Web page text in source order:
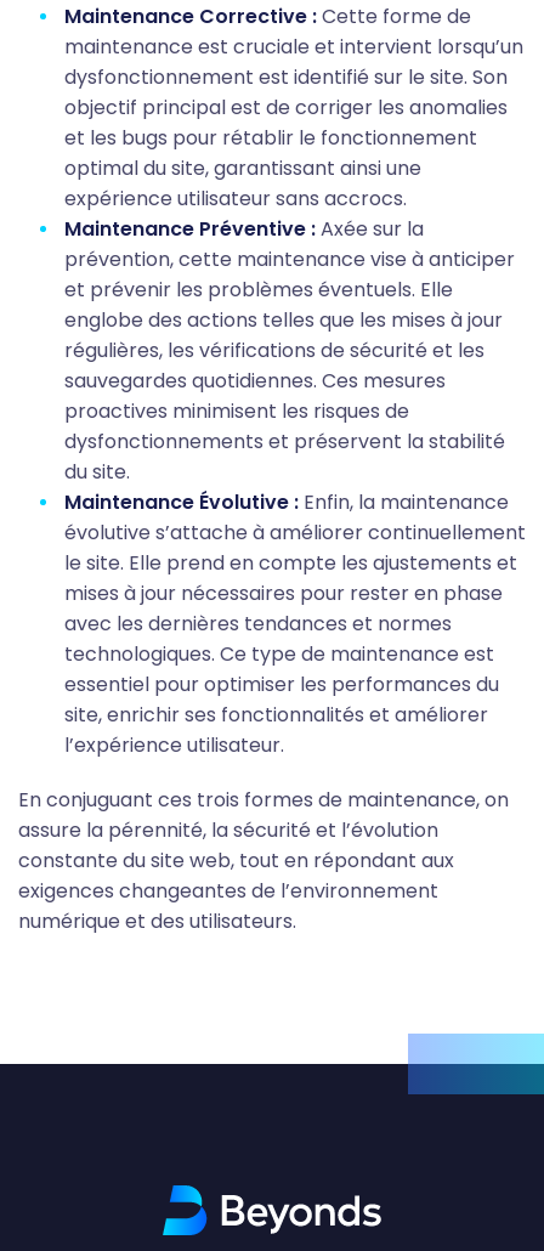
Maintenance Corrective :Cette forme de
maintenance est cruciale et intervient lorsqu’un
dysfonctionnement est identifié sur le site. Son
objectif principal est de corriger les anomalies
et les bugs pour rétablir le fonctionnement
optimal du site, garantissant ainsi une
expérience utilisateur sans accrocs.
Maintenance Préventive :Axée sur la
prévention, cette maintenance vise à anticiper
et prévenir les problèmes éventuels. Elle
englobe des actions telles que les mises à jour
régulières, les vérifications de sécurité et les
sauvegardes quotidiennes. Ces mesures
proactives minimisent les risques de
dysfonctionnements et préservent la stabilité
du site.
Maintenance Évolutive : Enfin, la maintenance
évolutive s’attache à améliorer continuellement
le site. Elle prend en compte les ajustements et
mises à jour nécessaires pour rester en phase
avec les dernières tendances et normes
technologiques. Ce type de maintenance est
essentiel pour optimiser les performances du
site, enrichir ses fonctionnalités et améliorer
l’expérience utilisateur.
En conjuguant ces trois formes de maintenance, on
assure la pérennité, la sécurité et l’évolution
constante du site web, tout en répondant aux
exigences changeantes de l’environnement
numérique et des utilisateurs.